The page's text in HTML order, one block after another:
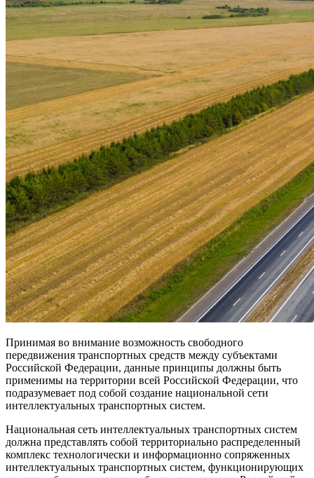
Принимая во внимание возможность свободного
передвижения транспортных средств между субъектами
Российской Федерации, данные принципы должны быть
применимы на территории всей Российской Федерации, что
подразумевает под собой создание национальной сети
интеллектуальных транспортных систем.
Национальная сеть интеллектуальных транспортных систем
должна представлять собой территориально распределенный
комплекс технологически и информационно сопряженных
интеллектуальных транспортных систем, функционирующих